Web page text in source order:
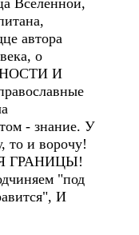
Вселенной,
автора
о
И
- знание. У
то и ворочу!
ГРАНИЦЫ!
"под
И